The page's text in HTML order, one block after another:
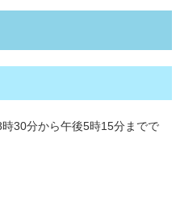
30分から午後5時15分までで